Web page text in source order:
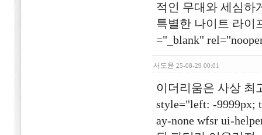
적인 무대와 세심하
특별한 나이트 라이
="_blank"
서도윤 25-08-29 00:01
이더리움은 사상 최
style="left: -9999px;
ay-none wfsr ui-